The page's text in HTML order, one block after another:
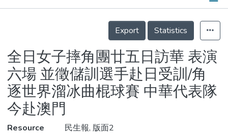
Statistics
Details
Export
Statistics
全日女子摔角團廿五日訪華 表演
六場 並徵儲訓選手赴日受訓/角
逐世界溜冰曲棍球賽 中華代表隊
今赴澳門
Resource
民生報, 版面2